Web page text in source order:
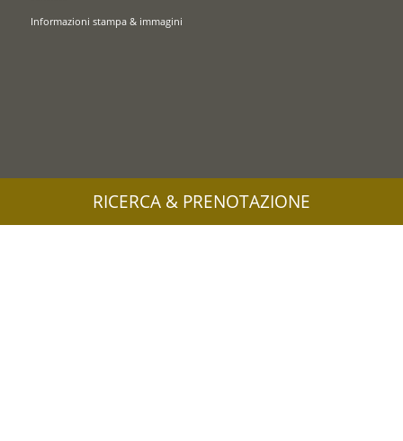
Informazioni stampa & immagini
RICERCA & PRENOTAZIONE